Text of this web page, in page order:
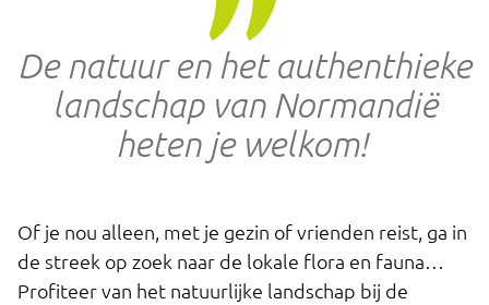
De natuur en het authenthieke
landschap van Normandië
heten je welkom!
Of je nou alleen, met je gezin of vrienden reist, ga in
de streek op zoek naar de lokale flora en fauna…
Profiteer van het natuurlijke landschap bij de